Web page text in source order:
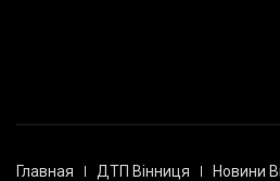
Главная ДТП Вінниця Новини